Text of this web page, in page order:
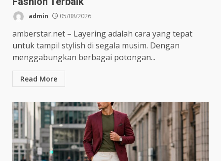
admin 05/08/2026
amberstar.net – Layering adalah cara yang tepat
untuk tampil stylish di segala musim. Dengan
menggabungkan berbagai potongan...
Read More